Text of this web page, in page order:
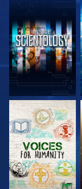
DÉCOUVRIR LES
SÉRIES